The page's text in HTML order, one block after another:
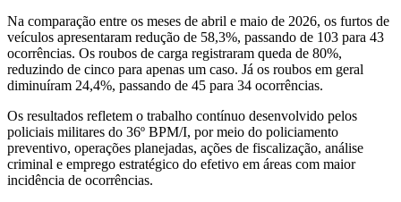
Na comparação entre os meses de abril e maio de 2026, os furtos de
veículos apresentaram redução de 58,3%, passando de 103 para 43
ocorrências. Os roubos de carga registraram queda de 80%,
reduzindo de cinco para apenas um caso. Já os roubos em geral
diminuíram 24,4%, passando de 45 para 34 ocorrências.
Os resultados refletem o trabalho contínuo desenvolvido pelos
policiais militares do 36º BPM/I, por meio do policiamento
preventivo, operações planejadas, ações de fiscalização, análise
criminal e emprego estratégico do efetivo em áreas com maior
incidência de ocorrências.